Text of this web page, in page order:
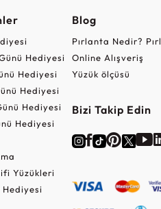
Hediyesi
Hediyesi
Hediyesi
Hediyesi
Hediyesi
Yüzükleri
Blog
Pırlanta Nedir?
Online Alışveriş
Yüzük ölçüsü
Bizi Takip Edin